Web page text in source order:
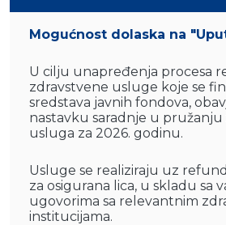
Mogućnost dolaska na
U cilju unapređenja procesa
zdravstvene usluge koje se
sredstava javnih fondova,
nastavku saradnje u pružanju
usluga za 2026. godinu.
Usluge se realiziraju uz
za osigurana lica, u skladu sa
ugovorima sa relevantnim
institucijama.